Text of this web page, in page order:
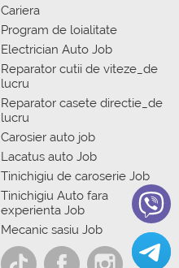
Cariera
Program de loialitate
Electrician Auto Job
Reparator cutii de viteze_de
lucru
Reparator casete directie_de
lucru
Carosier auto job
Lacatus auto Job
Tinichigiu de caroserie Job
Tinichigiu Auto fara
experienta Job
Mecanic sasiu Job